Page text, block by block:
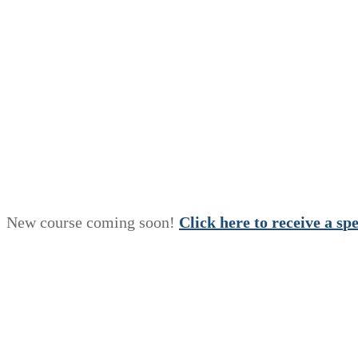
New course coming soon! Click here to receive a spe